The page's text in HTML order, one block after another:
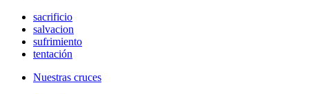
sacrificio
salvacion
sufrimiento
tentación
Nuestras cruces